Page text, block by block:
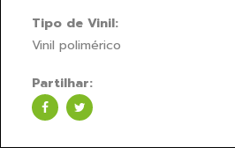
Tipo de Vinil:
Vinil polimérico
Partilhar: